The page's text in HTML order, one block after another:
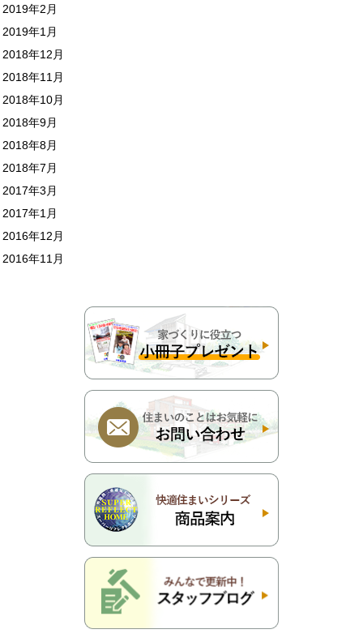
2019年2月
2019年1月
2018年12月
2018年11月
2018年10月
2018年9月
2018年8月
2018年7月
2017年3月
2017年1月
2016年12月
2016年11月